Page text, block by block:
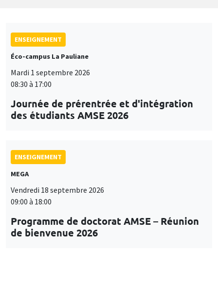
ENSEIGNEMENT
Éco-campus La Pauliane
Mardi 1 septembre 2026
08:30 à 17:00
Journée de prérentrée et d'intégration
des étudiants AMSE 2026
ENSEIGNEMENT
MEGA
Vendredi 18 septembre 2026
09:00 à 18:00
Programme de doctorat AMSE – Réunion
de bienvenue 2026